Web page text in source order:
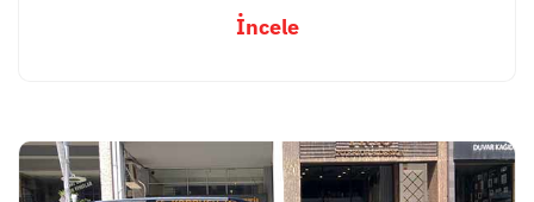
İncele